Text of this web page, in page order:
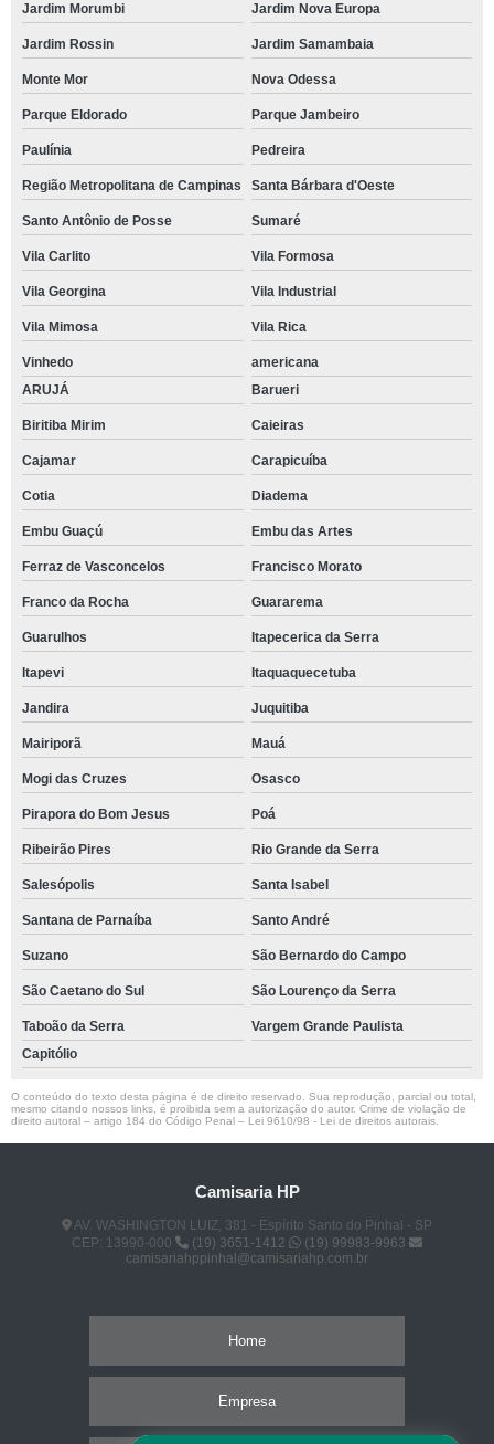
Jardim Morumbi Jardim Nova Europa
Jardim Rossin Jardim Samambaia
Monte Mor Nova Odessa
Parque Eldorado Parque Jambeiro
Paulínia Pedreira
Região Metropolitana de Campinas Santa Bárbara d'Oeste
Santo Antônio de Posse Sumaré
Vila Carlito Vila Formosa
Vila Georgina Vila Industrial
Vila Mimosa Vila Rica
Vinhedo
americana
ARUJÁ
Barueri
Biritiba Mirim Caieiras
Cajamar Carapicuíba
Cotia Diadema
Embu Guaçú Embu das Artes
Ferraz de Vasconcelos Francisco Morato
Franco da Rocha Guararema
Guarulhos Itapecerica da Serra
Itapevi Itaquaquecetuba
Jandira Juquitiba
Mairiporã Mauá
Mogi das Cruzes Osasco
Pirapora do Bom Jesus Poá
Ribeirão Pires Rio Grande da Serra
Salesópolis Santa Isabel
Santana de Parnaíba Santo André
Suzano São Bernardo do Campo
São Caetano do Sul São Lourenço da Serra
Taboão da Serra
Vargem Grande Paulista
Capitólio
O conteúdo do texto desta página é de direito reservado. Sua reprodução, parcial ou total,
mesmo citando nossos links, é proibida sem a autorização do autor. Crime de violação de
direito autoral – artigo 184 do Código Penal – Lei 9610/98 - Lei de direitos autorais
Camisaria HP
AV. WASHINGTON LUIZ, 381 - Espírito Santo do Pinhal - SP
CEP: 13990-000
(19) 3651-1412
(19) 99983-9963
camisariahppinhal@camisariahp.com.br
Home
Empresa